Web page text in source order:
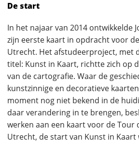
De start
In het najaar van 2014 ontwikkelde
zijn eerste kaart in opdracht voor
Utrecht. Het afstudeerproject, met
titel: Kunst in Kaart, richtte zich op
van de cartografie. Waar de
kunstzinnige en decoratieve
moment nog niet bekend in de
daar verandering in te brengen,
werken aan een kaart voor de Tour
Utrecht, de start van Kunst in Kaart